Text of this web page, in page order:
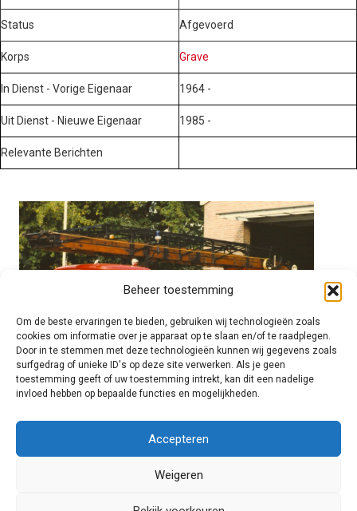
Beheer toestemming
Om de beste ervaringen te bieden, gebruiken wij technologieën zoals
cookies om informatie over je apparaat op te slaan en/of te raadplegen.
Door in te stemmen met deze technologieën kunnen wij gegevens zoals
surfgedrag of unieke ID's op deze site verwerken. Als je geen
toestemming geeft of uw toestemming intrekt, kan dit een nadelige
invloed hebben op bepaalde functies en mogelijkheden.
Accepteren
Weigeren
Status Afgevoerd
Korps Grave
In Dienst - Vorige Eigenaar 1964 -
Uit Dienst - Nieuwe Eigenaar 1985 -
Relevante Berichten